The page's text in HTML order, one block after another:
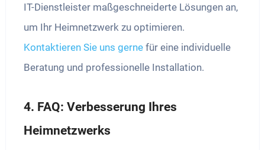
IT-Dienstleister maßgeschneiderte Lösungen an,
um Ihr Heimnetzwerk zu optimieren.
Kontaktieren Sie uns gernefür eine individuelle
Beratung und professionelle Installation.
4. FAQ: Verbesserung Ihres
Heimnetzwerks